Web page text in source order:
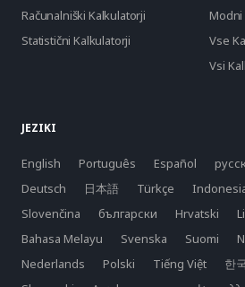
Računalniški Kalkulatorji
Modni
Statistični Kalkulatorji
Vse
Vsi
JEZIKI
English Português Español
Deutsch
日本語 Türkçe
Slovenčina
български Hrvatski
Bahasa Melayu
Svenska Suomi
Nederlands
Polski Tiếng Việt 한